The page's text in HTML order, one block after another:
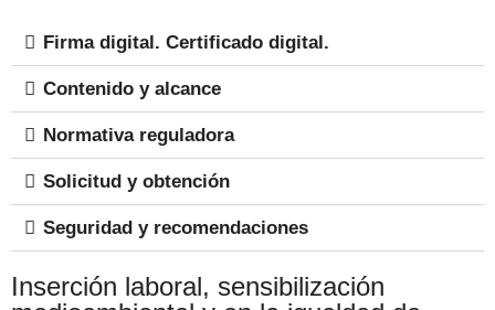
Firma digital. Certificado digital.
Contenido y alcance
Normativa reguladora
Solicitud y obtención
Seguridad y recomendaciones
Inserción laboral, sensibilización